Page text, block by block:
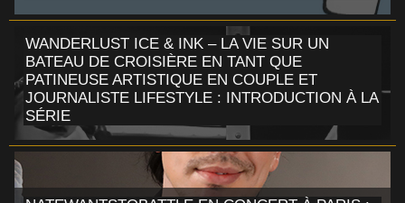
WANDERLUST ICE & INK – LA VIE SUR UN
BATEAU DE CROISIÈRE EN TANT QUE
PATINEUSE ARTISTIQUE EN COUPLE ET
JOURNALISTE LIFESTYLE : INTRODUCTION À LA
SÉRIE